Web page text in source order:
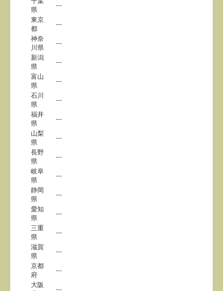
県
---
東京
都
---
神奈
川県
---
新潟
県
---
富山
県
---
石川
県
---
福井
県
---
山梨
県
---
長野
県
---
岐阜
県
---
静岡
県
---
愛知
県
---
三重
県
---
滋賀
県
---
京都
府
---
大阪
---